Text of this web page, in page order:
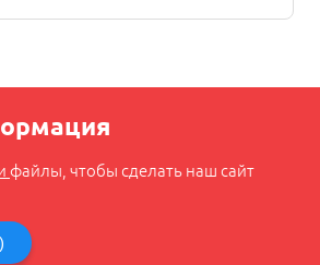
файлы, чтобы сделать наш сайт